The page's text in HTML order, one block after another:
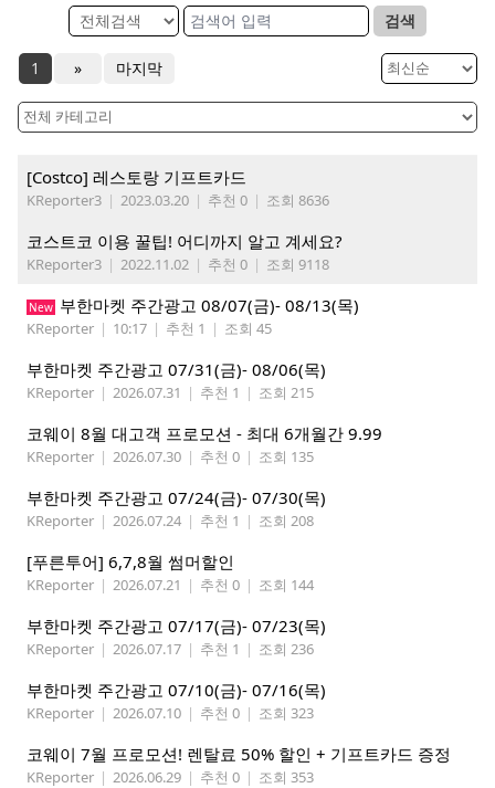
검색
1 » 마지막
[Costco] 레스토랑 기프트카드
KReporter3 | 2023.03.20 | 추천 0 | 조회 8636
코스트코 이용 꿀팁! 어디까지 알고 계세요?
KReporter3 | 2022.11.02 | 추천 0 | 조회 9118
New 부한마켓 주간광고 08/07(금)- 08/13(목)
KReporter | 10:17 | 추천 1 | 조회 45
부한마켓 주간광고 07/31(금)- 08/06(목)
KReporter | 2026.07.31 | 추천 1 | 조회 215
코웨이 8월 대고객 프로모션 - 최대 6개월간 9.99
KReporter | 2026.07.30 | 추천 0 | 조회 135
부한마켓 주간광고 07/24(금)- 07/30(목)
KReporter | 2026.07.24 | 추천 1 | 조회 208
[푸른투어] 6,7,8월 썸머할인
KReporter | 2026.07.21 | 추천 0 | 조회 144
부한마켓 주간광고 07/17(금)- 07/23(목)
KReporter | 2026.07.17 | 추천 1 | 조회 236
부한마켓 주간광고 07/10(금)- 07/16(목)
KReporter | 2026.07.10 | 추천 0 | 조회 323
코웨이 7월 프로모션! 렌탈료 50% 할인 + 기프트카드 증정
KReporter | 2026.06.29 | 추천 0 | 조회 353